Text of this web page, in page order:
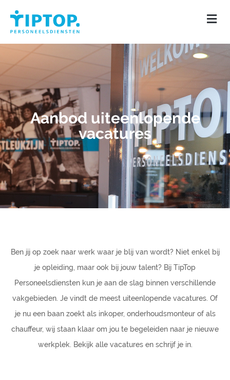
Aanbod uiteenlopende
vacatures
Ben jij op zoek naar werk waar je blij van wordt? Niet enkel bij
je opleiding, maar ook bij jouw talent? Bij TipTop
Personeelsdiensten kun je aan de slag binnen verschillende
vakgebieden. Je vindt de meest uiteenlopende vacatures. Of
je nu een baan zoekt als inkoper, onderhoudsmonteur of als
chauffeur, wij staan klaar om jou te begeleiden naar je nieuwe
werkplek. Bekijk alle vacatures en schrijf je in.